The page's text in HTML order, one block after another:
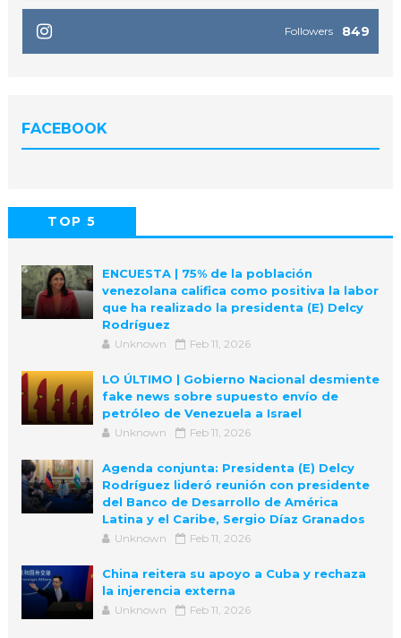
849
Followers
FACEBOOK
TOP 5
ENCUESTA | 75% de la población
venezolana califica como positiva la labor
que ha realizado la presidenta (E) Delcy
Rodríguez
Unknown Feb 11, 2026
LO ÚLTIMO | Gobierno Nacional desmiente
fake news sobre supuesto envío de
petróleo de Venezuela a Israel
Unknown Feb 11, 2026
Agenda conjunta: Presidenta (E) Delcy
Rodríguez lideró reunión con presidente
del Banco de Desarrollo de América
Latina y el Caribe, Sergio Díaz Granados
Unknown Feb 11, 2026
China reitera su apoyo a Cuba y rechaza
la injerencia externa
Unknown Feb 11, 2026